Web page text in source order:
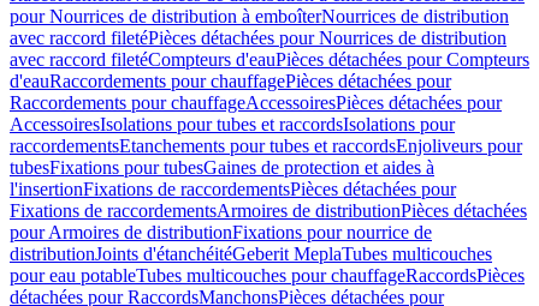
pour Nourrices de distribution à emboîterNourrices de distribution
avec raccord filetéPièces détachées pour Nourrices de distribution
avec raccord filetéCompteurs d'eauPièces détachées pour Compteurs
d'eauRaccordements pour chauffagePièces détachées pour
Raccordements pour chauffageAccessoiresPièces détachées pour
AccessoiresIsolations pour tubes et raccordsIsolations pour
raccordementsEtanchements pour tubes et raccordsEnjoliveurs pour
tubesFixations pour tubesGaines de protection et aides à
l'insertionFixations de raccordementsPièces détachées pour
Fixations de raccordementsArmoires de distributionPièces détachées
pour Armoires de distributionFixations pour nourrice de
distributionJoints d'étanchéitéGeberit MeplaTubes multicouches
pour eau potableTubes multicouches pour chauffageRaccordsPièces
détachées pour RaccordsManchonsPièces détachées pour